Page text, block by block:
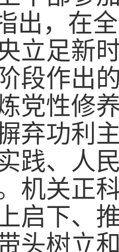
出，在
立足新
段作出
党性修
弃功利
践、人
机关正
启下、
头树立